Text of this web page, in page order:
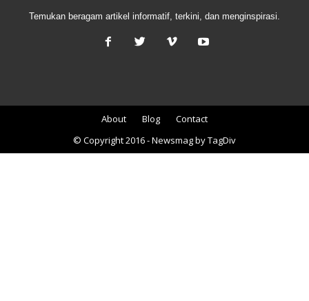
Temukan beragam artikel informatif, terkini, dan menginspirasi.
About Blog
Contact
© Copyright 2016 - Newsmag by TagDiv